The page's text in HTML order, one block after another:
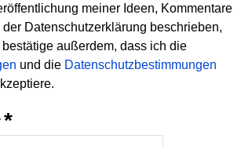
meiner Ideen, Kommentare
Datenschutzerklärung beschrieben,
außerdem, dass ich die
und die Datenschutzbestimmungen
*